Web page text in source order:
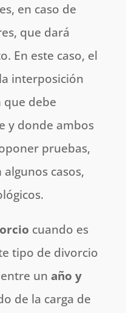
en caso de
que dará
En este caso, el
interposición
que debe
y donde ambos
pruebas,
casos,
cuando es
tipo de divorcio
un año y
de la carga de